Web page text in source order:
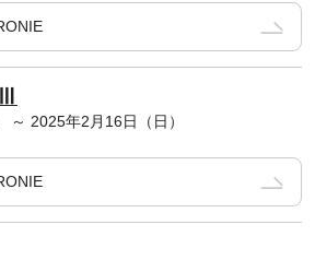
～ 2025年2月16日（日）